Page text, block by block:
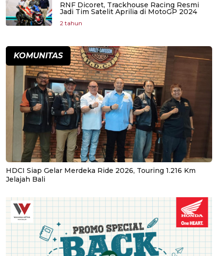
RNF Dicoret, Trackhouse Racing Resmi
Jadi Tim Satelit Aprilia di MotoGP 2024
2 tahun
KOMUNITAS
HDCI Siap Gelar Merdeka Ride 2026, Touring 1.216 Km
Jelajah Bali